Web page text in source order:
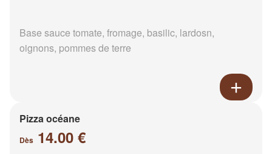
Base sauce tomate, fromage, basilic, lardosn,
oignons, pommes de terre
Pizza océane
Dès 14.00 €